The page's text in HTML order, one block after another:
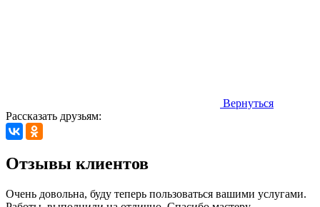
Вернуться
Рассказать друзьям:
Отзывы клиентов
Очень довольна, буду теперь пользоваться вашими услугами.